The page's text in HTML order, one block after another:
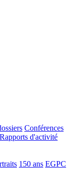
Conférences
Rapports d'activité
150 ans EGPC